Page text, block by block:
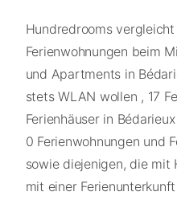
Hundredrooms
Ferienwohnungen beim
und Apartments in
stets WLAN wollen , 17
Ferienhäuser in
0 Ferienwohnungen und
sowie diejenigen, die mit
mit einer